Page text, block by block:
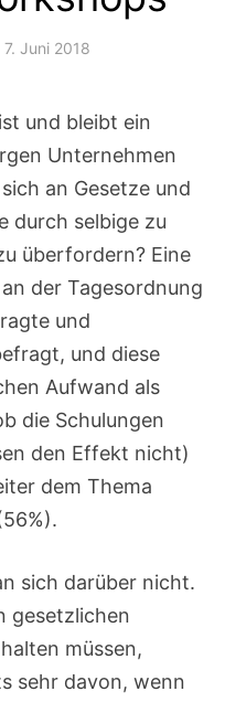
7. Juni 2018
und bleibt ein
Unternehmen
an Gesetze und
durch selbige zu
überfordern? Eine
der Tagesordnung
und
und diese
Aufwand als
die Schulungen
den Effekt nicht)
dem Thema
sich darüber nicht.
gesetzlichen
müssen,
sehr davon, wenn